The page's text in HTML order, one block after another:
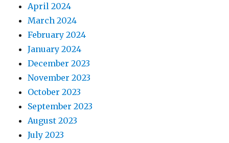
April 2024
March 2024
February 2024
January 2024
December 2023
November 2023
October 2023
September 2023
August 2023
July 2023